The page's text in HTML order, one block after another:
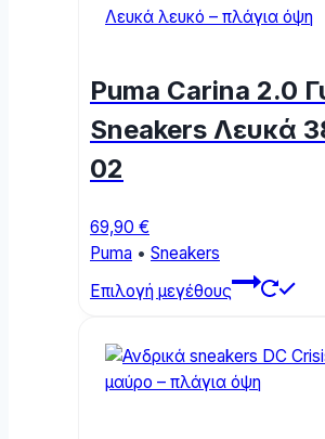
Puma Carina 2.0
Sneakers Λευκά
02
69,90 €
Puma • Sneakers
Επιλογή μεγέθους
This